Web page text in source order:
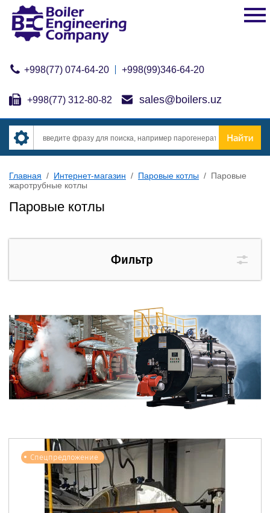
+998(77) 074-64-20 +998(99)346-64-20
+998(77) 312-80-82 sales@boilers.uz
Главная / Интернет-магазин / Паровые котлы / Паровые
жаротрубные котлы
Паровые котлы
Фильтр
Спецпредложение